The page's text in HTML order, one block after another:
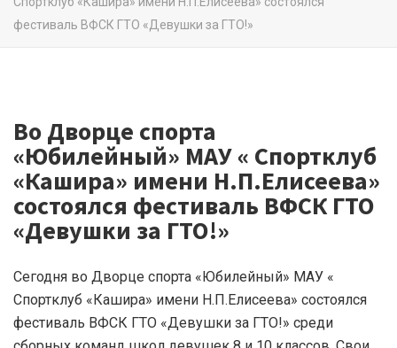
фестиваль ВФСК ГТО «Девушки за ГТО!»
Во Дворце спорта
«Юбилейный» МАУ « Спортклуб
«Кашира» имени Н.П.Елисеева»
состоялся фестиваль ВФСК ГТО
«Девушки за ГТО!»
Сегодня во Дворце спорта «Юбилейный» МАУ «
Спортклуб «Кашира» имени Н.П.Елисеева» состоялся
фестиваль ВФСК ГТО «Девушки за ГТО!» среди